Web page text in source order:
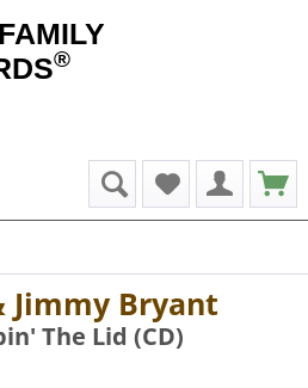
®
Jimmy Bryant
The Lid (CD)